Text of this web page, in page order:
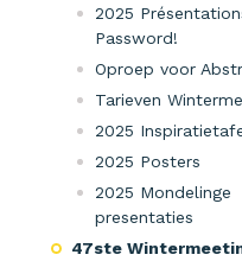
2025
Password!
Oproep voor
Tarieven
2025
2025 Posters
2025 Mondelinge
presentaties
47ste